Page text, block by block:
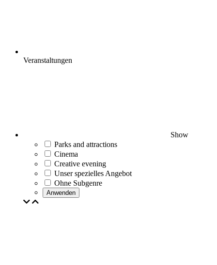
Veranstaltungen
Show
Parks and attractions
Cinema
Creative evening
Unser spezielles Angebot
Ohne Subgenre
Anwenden